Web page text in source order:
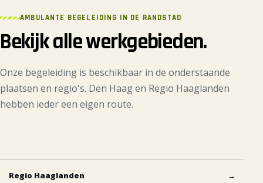
AMBULANTE BEGELEIDING IN DE RANDSTAD
Bekijk alle werkgebieden.
Onze begeleiding is beschikbaar in de onderstaande
plaatsen en regio's. Den Haag en Regio Haaglanden
hebben ieder een eigen route.
Regio Haaglanden →